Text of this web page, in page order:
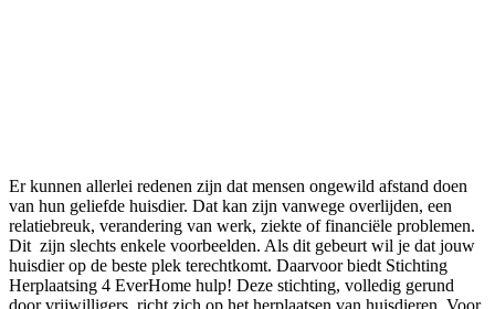
Er kunnen allerlei redenen zijn dat mensen ongewild afstand doen
van hun geliefde huisdier. Dat kan zijn vanwege overlijden, een
relatiebreuk, verandering van werk, ziekte of financiële problemen.
Dit zijn slechts enkele voorbeelden. Als dit gebeurt wil je dat jouw
huisdier op de beste plek terechtkomt. Daarvoor biedt Stichting
Herplaatsing 4 EverHome hulp! Deze stichting, volledig gerund
door vrijwilligers, richt zich op het herplaatsen van huisdieren. Voor